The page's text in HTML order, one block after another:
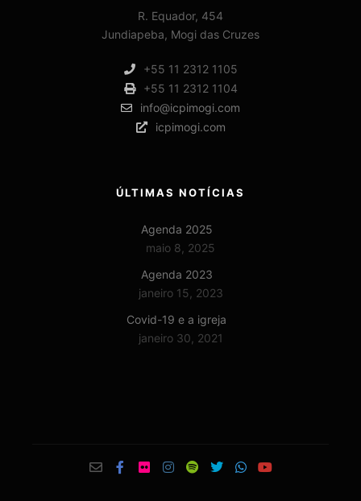
R. Equador, 454
Jundiapeba, Mogi das Cruzes
+55 11 2312 1105
+55 11 2312 1104
info@icpimogi.com
icpimogi.com
ÚLTIMAS NOTÍCIAS
Agenda 2025
maio 8, 2025
Agenda 2023
janeiro 15, 2023
Covid-19 e a igreja
janeiro 30, 2021